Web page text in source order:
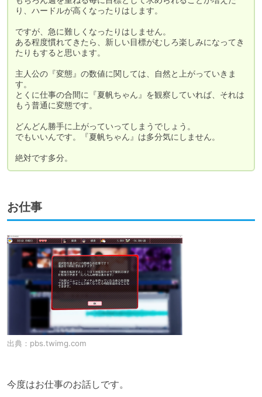
り、ハードルが高くなったりはします。
ですが、急に難しくなったりはしません。
ある程度慣れてきたら、新しい目標がむしろ楽しみになってき
たりもすると思います。
主人公の『変態』の数値に関しては、自然と上がっていきま
す。
とくに仕事の合間に『夏帆ちゃん』を観察していれば、それは
もう普通に変態です。
どんどん勝手に上がっていってしまうでしょう。
でもいいんです。『夏帆ちゃん』は多分気にしません。
絶対です多分。
お仕事
出典： pbs.twimg.com
今度はお仕事のお話しです。